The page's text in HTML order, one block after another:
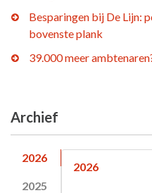
Besparingen bij De Lijn:
bovenste plank
39.000 meer
Archief
2026
2025
2026